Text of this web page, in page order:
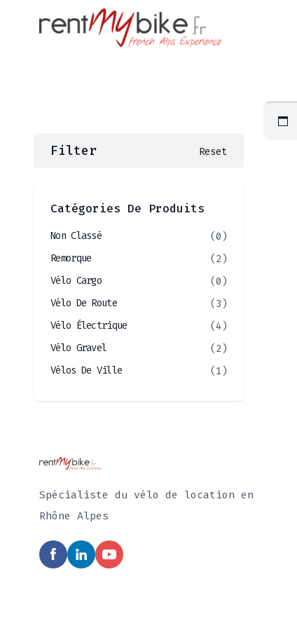
Filter Reset
Catégories De Produits
Non Classé
(0)
Remorque
(2)
Vélo Cargo
(0)
Vélo De Route
(3)
Vélo Électrique
(4)
Vélo Gravel
(2)
Vélos De Ville
(1)
Spécialiste du vélo de location en
Rhône Alpes